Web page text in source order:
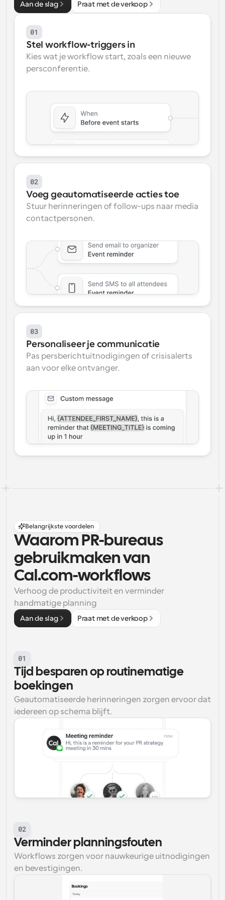
Supercharged planning met AI-gestuurde
Workflow
Automatiseer planning en herinneringen
Blijf op de hoogte van het laatste nieuws en updates
Dynamische Groep Links
Boek naadloos vergaderingen met meerdere mensen
Aan de slag Praat met de verkoop
01
Stel workflow-triggers in
Kies wat je workflow start, zoals een nieuwe
persconferentie.
02
Voeg geautomatiseerde acties toe
Stuur herinneringen of follow-ups naar media
contactpersonen.
03
Personaliseer je communicatie
Pas persberichtuitnodigingen of crisisalerts
aan voor elke ontvanger.
Belangrijkste voordelen
Waarom PR-bureaus
gebruikmaken van
Cal.com-workflows
Verhoog de productiviteit en verminder
handmatige planning
Aan de slag Praat met de verkoop
01
Tijd besparen op routinematige
boekingen
Geautomatiseerde herinneringen zorgen ervoor dat
iedereen op schema blijft.
02
Verminder planningsfouten
Workflows zorgen voor nauwkeurige uitnodigingen
en bevestigingen.